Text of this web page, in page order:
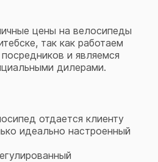
цены на велосипеды
так как работаем
посредников и являемся
дилерами.
отдается клиенту
идеально настроенный